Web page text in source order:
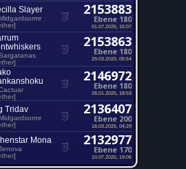
Slayer
Midgardsormr
2153883
Ebene 180
01.07.2025, 15:07
2153863
Ebene 180
29.03.2020, 05:54
2146972
Ebene 180
28.01.2025, 18:53
Tridav
Midgardsormr
2136407
Ebene 200
18.03.2025, 04:29
Mona 2132977
Ebene 170
10.07.2020, 19:06